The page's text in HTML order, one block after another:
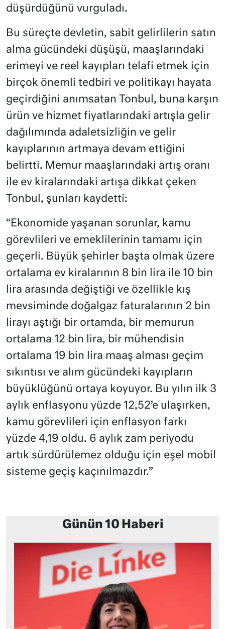
düşürdüğünü vurguladı.
Bu süreçte devletin, sabit gelirlilerin satın
alma gücündeki düşüşü, maaşlarındaki
erimeyi ve reel kayıpları telafi etmek için
birçok önemli tedbiri ve politikayı hayata
geçirdiğini anımsatan Tonbul, buna karşın
ürün ve hizmet fiyatlarındaki artışla gelir
dağılımında adaletsizliğin ve gelir
kayıplarının artmaya devam ettiğini
belirtti. Memur maaşlarındaki artış oranı
ile ev kiralarındaki artışa dikkat çeken
Tonbul, şunları kaydetti:
“Ekonomide yaşanan sorunlar, kamu
görevlileri ve emeklilerinin tamamı için
geçerli. Büyük şehirler başta olmak üzere
ortalama ev kiralarının 8 bin lira ile 10 bin
lira arasında değiştiği ve özellikle kış
mevsiminde doğalgaz faturalarının 2 bin
lirayı aştığı bir ortamda, bir memurun
ortalama 12 bin lira, bir mühendisin
ortalama 19 bin lira maaş alması geçim
sıkıntısı ve alım gücündeki kayıpların
büyüklüğünü ortaya koyuyor. Bu yılın ilk 3
aylık enflasyonu yüzde 12,52’e ulaşırken,
kamu görevlileri için enflasyon farkı
yüzde 4,19 oldu. 6 aylık zam periyodu
artık sürdürülemez olduğu için eşel mobil
sisteme geçiş kaçınılmazdır.”
Günün 10 Haberi